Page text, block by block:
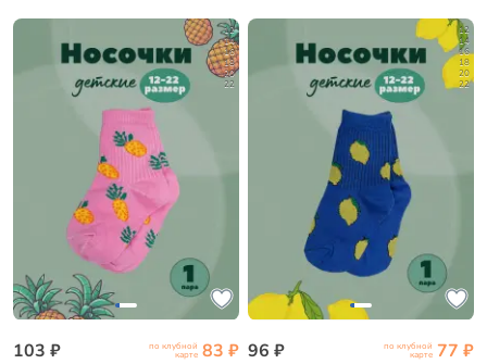
12
14
16
18
20
22
103 ₽ по клубной
карте 83 ₽
12
14
16
18
20
22
96 ₽ по клубной
карте 77 ₽